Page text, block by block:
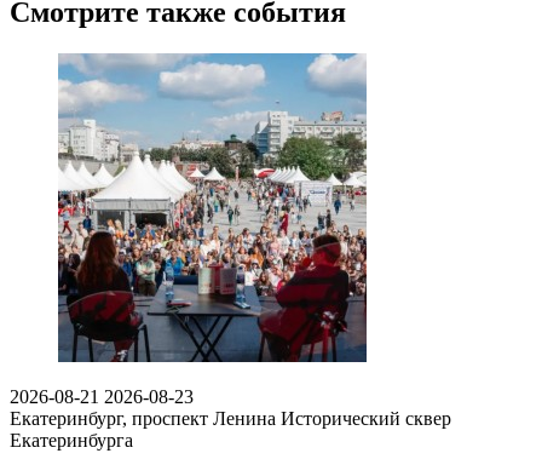
Смотрите также события
2026-08-21 2026-08-23
Екатеринбург, проспект Ленина Исторический сквер
Екатеринбурга